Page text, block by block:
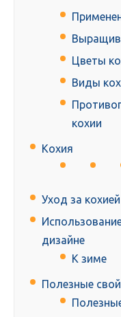
Цветы
Виды
кохии
Кохия
Уход за кохией
дизайне
К зиме
Полезные